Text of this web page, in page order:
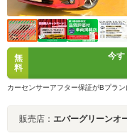
無
料
今す
カーセンサーアフター保証がBプラ
販売店： エバーグリーンオ